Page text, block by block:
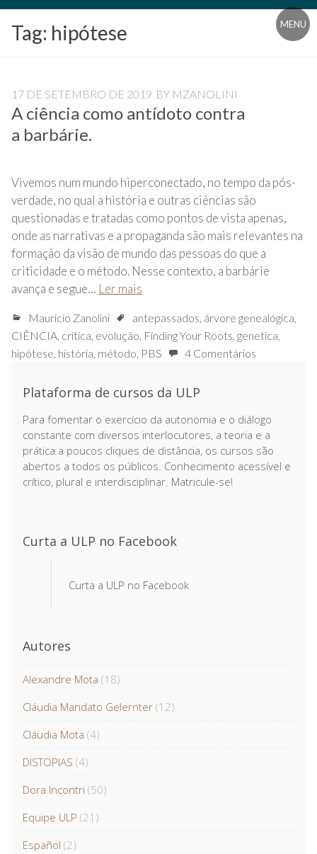
Blog
Universidade
Pampédia
MENU
Tag: hipótese
17 DE SETEMBRO DE 2019 BY MZANOLINI
A ciência como antídoto contra
a barbárie.
Vivemos num mundo hiperconectado, no tempo da pós-
verdade, no qual a história e outras ciências são
questionadas e tratadas como pontos de vista apenas,
onde as narrativas e a propaganda são mais relevantes na
formação da visão de mundo das pessoas do que a
criticidade e o método. Nesse contexto, a barbárie
avança e segue… Ler mais
Mauricio Zanolini antepassados, árvore genealógica,
CIÊNCIA, crítica, evolução, Finding Your Roots, genetica,
hipótese, história, método, PBS 4 Comentários
Plataforma de cursos da ULP
Para fomentar o exercício da autonomia e o diálogo
constante com diversos interlocutores, a teoria e a
prática a poucos cliques de distância, os cursos são
abertos a todos os públicos. Conhecimento acessível e
crítico, plural e interdisciplinar. Matricule-se!
Curta a ULP no Facebook
Curta a ULP no Facebook
Autores
Alexandre Mota (18)
Cláudia Mandato Gelernter (12)
Cláudia Mota (4)
DISTOPIAS (4)
Dora Incontri (50)
Equipe ULP (21)
Español (2)